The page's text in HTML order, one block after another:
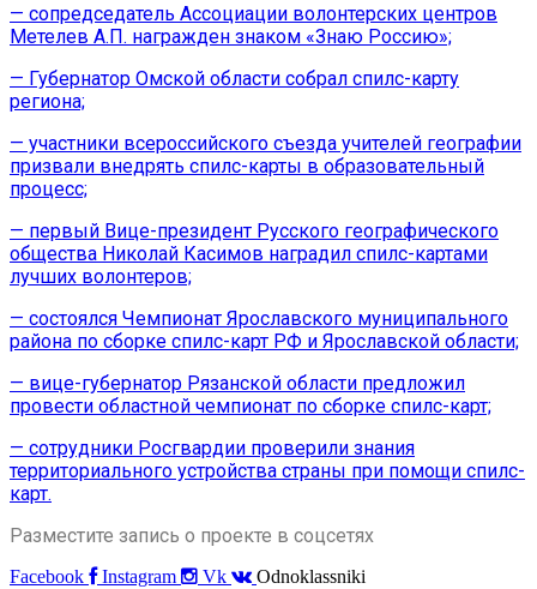
— сопредседатель Ассоциации волонтерских центров
Метелев А.П. награжден знаком «Знаю Россию»;
— Губернатор Омской области собрал спилс-карту
региона;
— участники всероссийского съезда учителей географии
призвали внедрять спилс-карты в образовательный
процесс;
— первый Вице-президент Русского географического
общества Николай Касимов наградил спилс-картами
лучших волонтеров;
— состоялся Чемпионат Ярославского муниципального
района по сборке спилс-карт РФ и Ярославской области;
— вице-губернатор Рязанской области предложил
провести областной чемпионат по сборке спилс-карт;
— сотрудники Росгвардии проверили знания
территориального устройства страны при помощи спилс-
карт.
Разместите запись о проекте в соцсетях
Facebook Instagram Vk Odnoklassniki